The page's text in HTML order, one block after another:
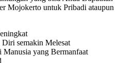
Mojokerto untuk Pribadi ataupun
semakin Melesat
yang Bermanfaat